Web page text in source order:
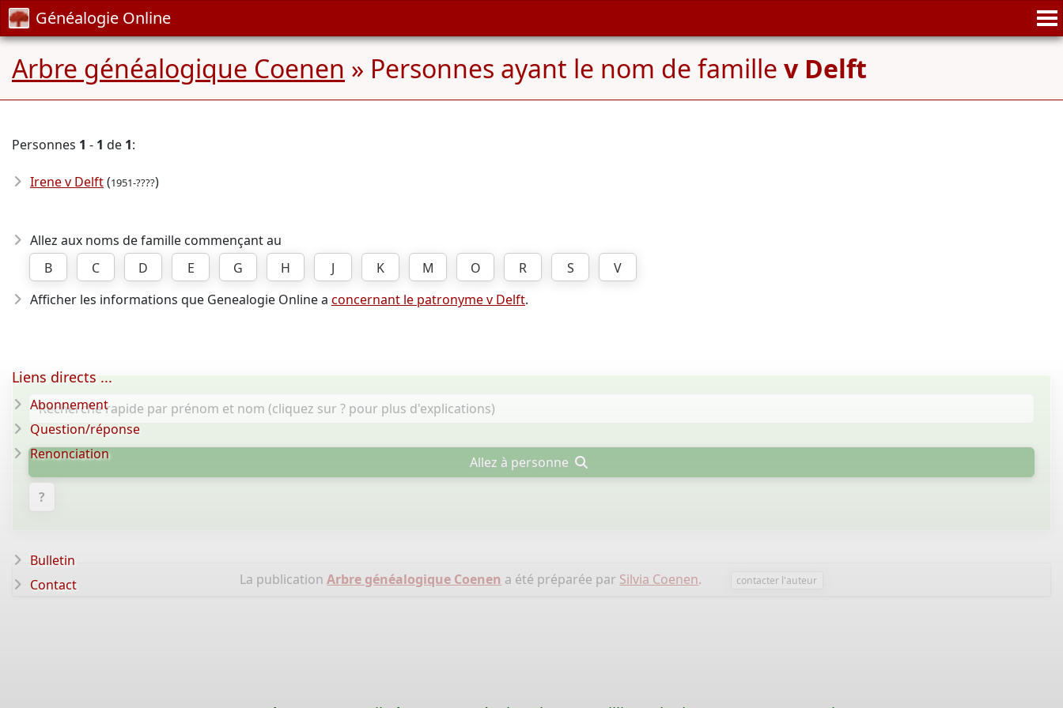
Généalogie Online
Arbre généalogique Coenen » Personnes ayant le nom de famille v Delft
Personnes 1 - 1 de 1:
Irene v Delft(1951-????)
Allez aux noms de famille commençant au
B
C D E G H J K M O R S
V
Afficher les informations que Genealogie Online a concernant le patronyme v Delft.
Allez à personne
?
La publicationArbre généalogique Coenen a été préparée par Silvia Coenen. contacter l'auteur
Liens directs ...
Abonnement
Question/réponse
Renonciation
Bulletin
Contact